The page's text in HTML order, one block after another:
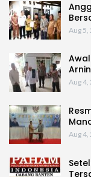
Aug 5,
Aug 4,
Aug 4,